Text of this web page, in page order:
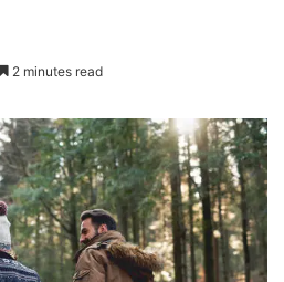
2 minutes read